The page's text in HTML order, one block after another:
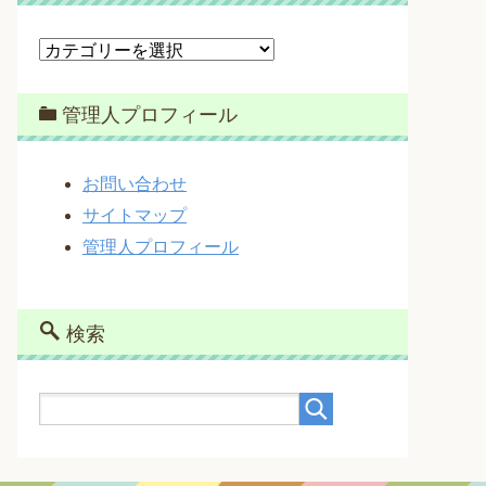
カ
ゴ
リ
ー
管理人プロフィール
お問い合わせ
サイトマップ
管理人プロフィール
検索